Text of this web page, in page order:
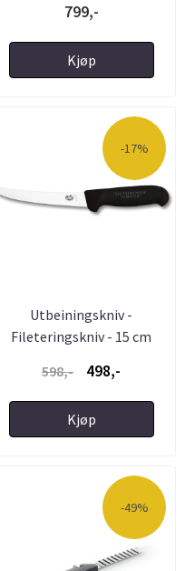
799,-
Kjøp
-17%
Utbeiningskniv -
Fileteringskniv - 15 cm
598,- 498,-
Kjøp
-49%